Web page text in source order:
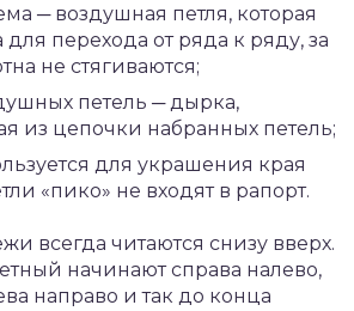
─ воздушная петля, которая
перехода от ряда к ряду, за
не стягиваются;
петель ─ дырка,
из цепочки набранных петель;
для украшения края
«пико» не входят в рапорт.
всегда читаются снизу вверх.
начинают справа налево,
направо и так до конца